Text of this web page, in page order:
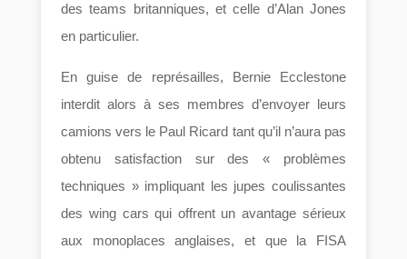
des teams britanniques, et celle d’Alan Jones
en particulier.
En guise de représailles, Bernie Ecclestone
interdit alors à ses membres d’envoyer leurs
camions vers le Paul Ricard tant qu’il n’aura pas
obtenu satisfaction sur des « problèmes
techniques » impliquant les jupes coulissantes
des wing cars qui offrent un avantage sérieux
aux monoplaces anglaises, et que la FISA